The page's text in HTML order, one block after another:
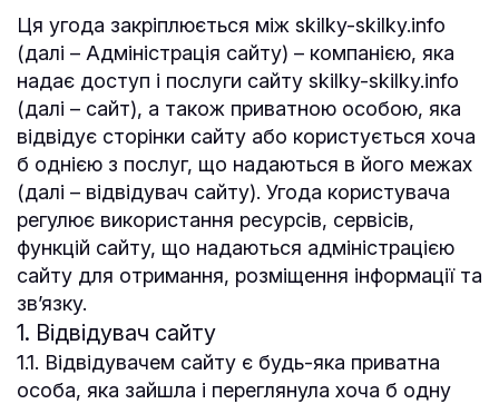
Ця угода закріплюється між skilky-skilky.info
(далі – Адміністрація сайту) – компанією, яка
надає доступ і послуги сайту skilky-skilky.info
(далі – сайт), а також приватною особою, яка
відвідує сторінки сайту або користується хоча
б однією з послуг, що надаються в його межах
(далі – відвідувач сайту). Угода користувача
регулює використання ресурсів, сервісів,
функцій сайту, що надаються адміністрацією
сайту для отримання, розміщення інформації та
зв’язку.
1. Відвідувач сайту
1.1. Відвідувачем сайту є будь-яка приватна
особа, яка зайшла і переглянула хоча б одну